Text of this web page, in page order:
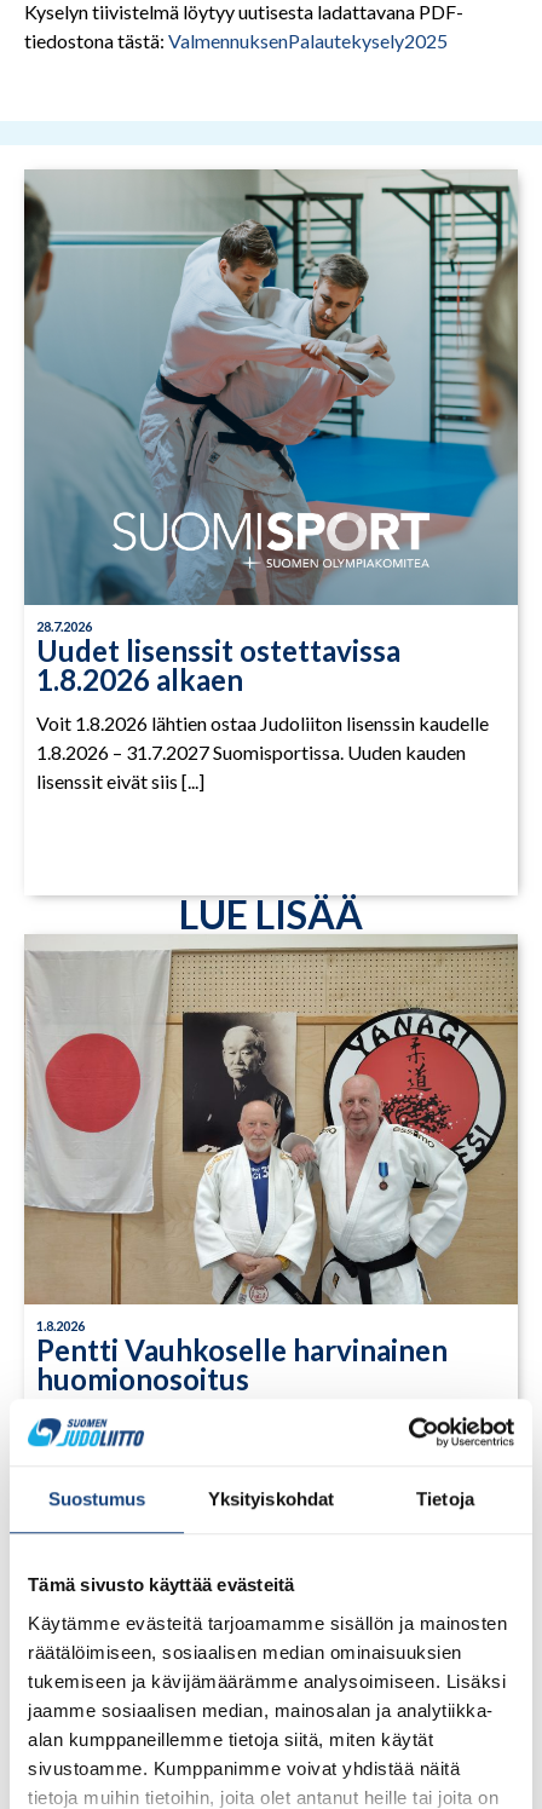
Suostumus Yksityiskohdat Tietoja
Tämä sivusto käyttää evästeitä
Käytämme evästeitä tarjoamamme sisällön ja mainosten
räätälöimiseen, sosiaalisen median ominaisuuksien
tukemiseen ja kävijämäärämme analysoimiseen. Lisäksi
jaamme sosiaalisen median, mainosalan ja analytiikka-
alan kumppaneillemme tietoja siitä, miten käytät
sivustoamme. Kumppanimme voivat yhdistää näitä
tietoja muihin tietoihin, joita olet antanut heille tai joita on
Kyselyn tiivistelmä löytyy uutisesta ladattavana PDF-
tiedostona tästä: ValmennuksenPalautekysely2025
28.7.2026
Uudet lisenssit ostettavissa
1.8.2026 alkaen
Voit 1.8.2026 lähtien ostaa Judoliiton lisenssin kaudelle
1.8.2026 – 31.7.2027 Suomisportissa. Uuden kauden
lisenssit eivät siis [...]
LUE LISÄÄ
1.8.2026
Pentti Vauhkoselle harvinainen
huomionosoitus